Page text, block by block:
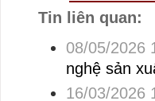
Tin liên quan:
08/05/2026
nghệ sản
16/03/2026